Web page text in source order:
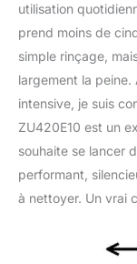
utilisation
prend moins de
simple rinçage,
largement la peine.
intensive, je suis
ZU420E10 est un
souhaite se lancer
performant,
à nettoyer. Un vrai